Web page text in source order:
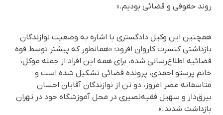
روند حقوقی و قضائی بودیم.»
‏همچنین این وکیل دادگستری با اشاره به وضعیت نوازندگان
بازداشتی کنسرت کاروان افزود: «همانطور که پیشتر توسط قوه
قضائیه اطلاع‌رسانی شده، برای همه این افراد از جمله موکل،
خانم پرستو احمدی، پرونده قضائی تشکیل شده است و
متاسفانه عصر امروز، دو تن از نوازندگان آقایان احسان
بیرق‌دار و سهیل فقیه‌نصیری در محل آموزشگاه خود در تهران
بازداشت شدند.»